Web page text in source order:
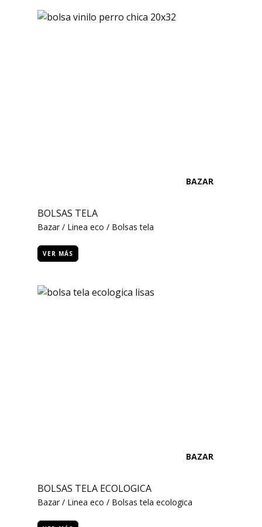
BAZAR
BOLSAS TELA
Bazar / Linea eco / Bolsas tela
VER MÁS
BAZAR
BOLSAS TELA ECOLOGICA
Bazar / Linea eco / Bolsas tela ecologica